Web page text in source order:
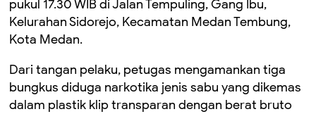
pukul 17.30 WIB di Jalan Tempuling, Gang Ibu,
Kelurahan Sidorejo, Kecamatan Medan Tembung,
Kota Medan.
Dari tangan pelaku, petugas mengamankan tiga
bungkus diduga narkotika jenis sabu yang dikemas
dalam plastik klip transparan dengan berat bruto